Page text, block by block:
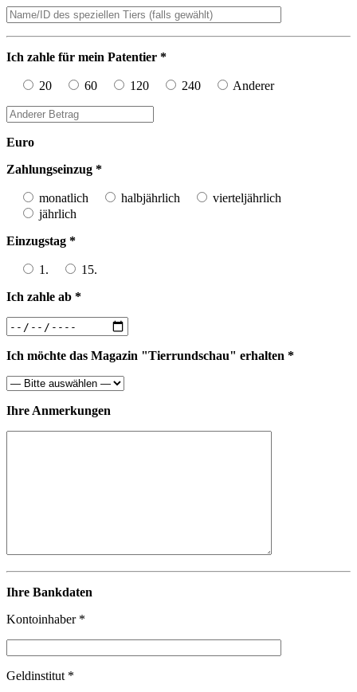
Ich zahle für mein Patentier *
20 60 120 240 Anderer
Euro
Zahlungseinzug *
monatlich halbjährlich
vierteljährlich
jährlich
Einzugstag *
1.
15.
Ich zahle ab *
Ich möchte das Magazin "Tierrundschau" erhalten *
Ihre Anmerkungen
Ihre Bankdaten
Kontoinhaber *
Geldinstitut *